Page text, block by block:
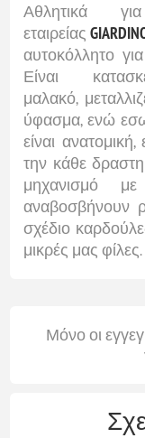
Αθλητικά
εταιρείας
αυτοκόλλητο
Είναι
μαλακό,
ύφασμα, ενώ
είναι
την κάθε
μηχανισμό
αναβοσβήνουν
σχέδιο
μικρές μας φίλες.
Μόνο οι